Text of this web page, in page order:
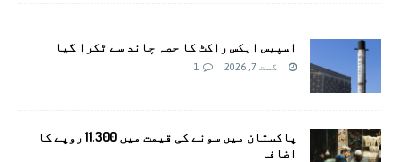
اسپیس ایکس راکٹ کا حصہ چاند سے ٹکرا گیا
اگست 7, 2026 1
پاکستان میں سونے کی قیمت میں 11,300 روپے کا
اضافہ